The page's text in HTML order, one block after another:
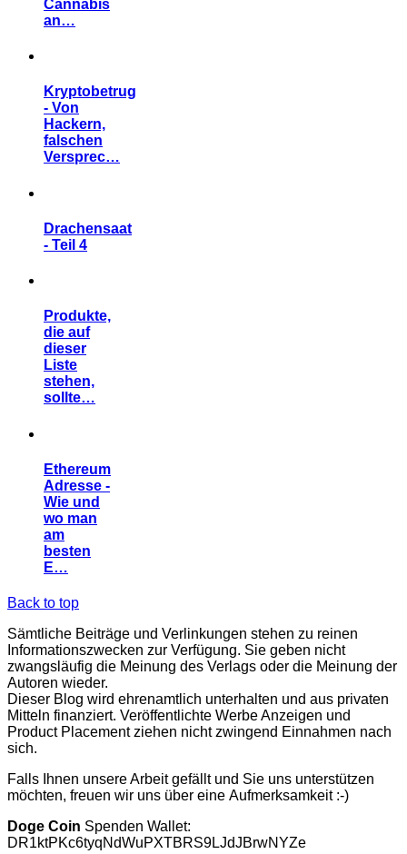
Cannabis
an…
Kryptobetrug
- Von
Hackern,
falschen
Versprec…
Drachensaat
- Teil 4
Produkte,
die auf
dieser
Liste
stehen,
sollte…
Ethereum
Adresse -
Wie und
wo man
am
besten
E…
Back to top
Sämtliche Beiträge und Verlinkungen stehen zu reinen
Informationszwecken zur Verfügung. Sie geben nicht
zwangsläufig die Meinung des Verlags oder die Meinung der
Autoren wieder.
Dieser Blog wird ehrenamtlich unterhalten und aus privaten
Mitteln finanziert. Veröffentlichte Werbe Anzeigen und
Product Placement ziehen nicht zwingend Einnahmen nach
sich.
Falls Ihnen unsere Arbeit gefällt und Sie uns unterstützen
möchten, freuen wir uns über eine Aufmerksamkeit :-)
Doge Coin Spenden Wallet:
DR1ktPKc6tyqNdWuPXTBRS9LJdJBrwNYZe